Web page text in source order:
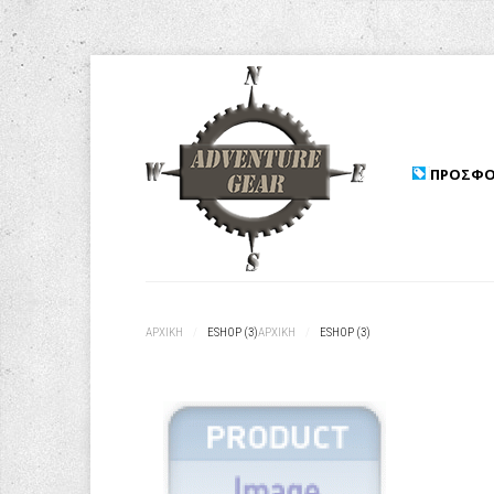
ΑΡΧΙΚΉ ESHOP (3)ΑΡΧΙΚΉ ESHOP (3)